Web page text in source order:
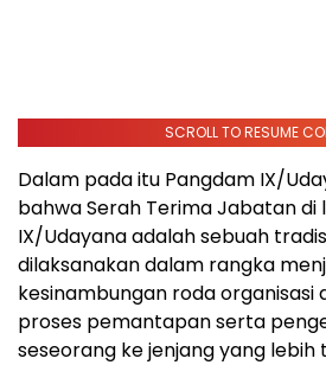
SCROLL TO RESUME
Dalam pada itu Pangdam IX/
bahwa Serah Terima Jabatan di
IX/Udayana adalah sebuah
dilaksanakan dalam rangka
kesinambungan roda organisasi
proses pemantapan serta
seseorang ke jenjang yang lebih